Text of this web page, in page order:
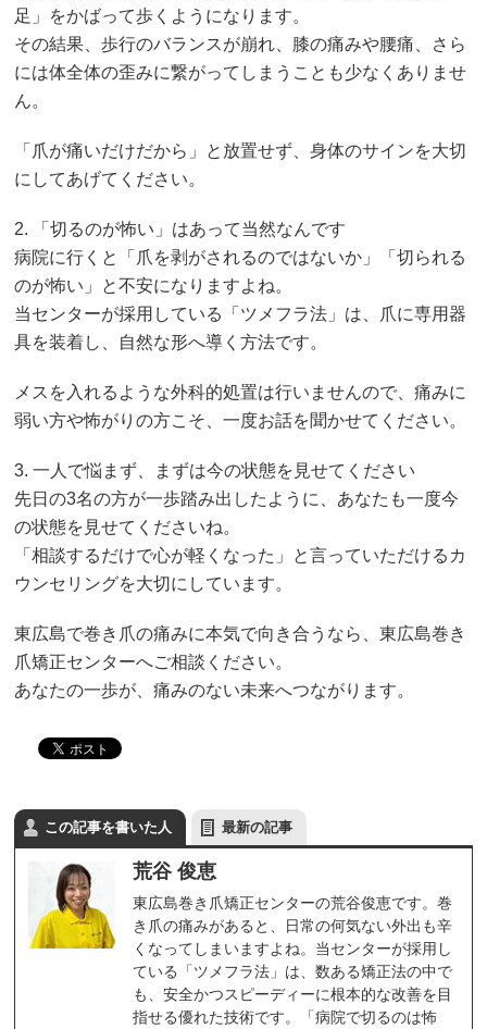
足」をかばって歩くようになります。
その結果、歩行のバランスが崩れ、膝の痛みや腰痛、さら
には体全体の歪みに繋がってしまうことも少なくありませ
ん。
「爪が痛いだけだから」と放置せず、身体のサインを大切
にしてあげてください。
2. 「切るのが怖い」はあって当然なんです
病院に行くと「爪を剥がされるのではないか」「切られる
のが怖い」と不安になりますよね。
当センターが採用している「ツメフラ法」は、爪に専用器
具を装着し、自然な形へ導く方法です。
メスを入れるような外科的処置は行いませんので、痛みに
弱い方や怖がりの方こそ、一度お話を聞かせてください。
3. 一人で悩まず、まずは今の状態を見せてください
先日の3名の方が一歩踏み出したように、あなたも一度今
の状態を見せてくださいね。
「相談するだけで心が軽くなった」と言っていただけるカ
ウンセリングを大切にしています。
東広島で巻き爪の痛みに本気で向き合うなら、東広島巻き
爪矯正センターへご相談ください。
あなたの一歩が、痛みのない未来へつながります。
この記事を書いた人 最新の記事
荒谷 俊恵
東広島巻き爪矯正センターの荒谷俊恵です。巻
き爪の痛みがあると、日常の何気ない外出も辛
くなってしまいますよね。当センターが採用し
ている「ツメフラ法」は、数ある矯正法の中で
も、安全かつスピーディーに根本的な改善を目
指せる優れた技術です。「病院で切るのは怖